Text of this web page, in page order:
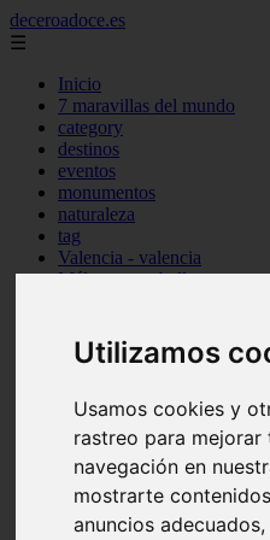
Utilizamos
Usamos cookies y
rastreo para mejorar
navegación en
mostrarte
anuncios
deceroadoce.es
☰
Inicio
7 maravillas del mundo
category
destinos
eventos
monumentos
naturaleza
tag
Valencia - valencia
Málaga - marbella
Sevilla - bormujos
Santa-cruz-de-tenerife -
Murcia - murcia
Alicante - benidorm
Alicante - finestrat
Almería - mojácar
Alicante - orihuela
Huesca - jaca